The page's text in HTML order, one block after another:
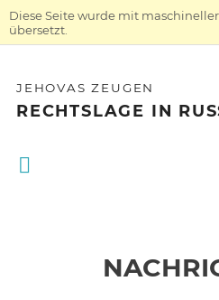
Diese Seite wurde mit
übersetzt.
JEHOVAS ZEUGEN
RECHTSLAGE IN